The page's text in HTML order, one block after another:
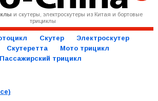
и скутеры, электроскутеры из Китая и бортовые
трициклы
Скутер
Электроскутер
Скутеретта
Мото трицикл
Пассажирский трицикл